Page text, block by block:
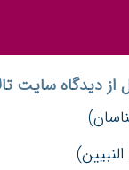
دیدگاه سایت